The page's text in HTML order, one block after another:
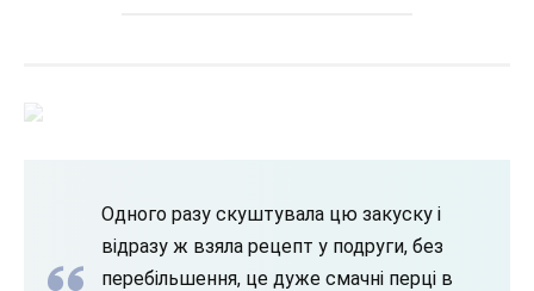
Одного разу скуштувала цю закуску і
відразу ж взяла рецепт у подруги, без
перебільшення, це дуже смачні перці в